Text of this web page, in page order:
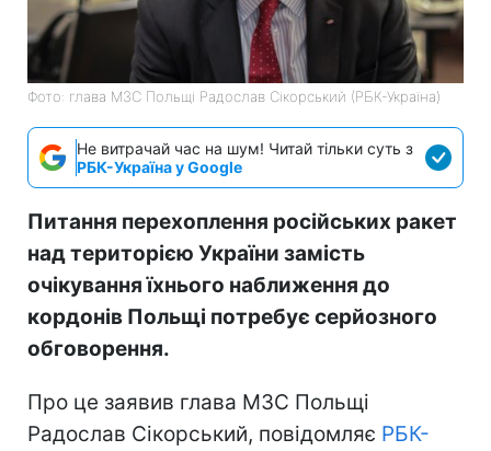
Фото: глава МЗС Польщі Радослав Сікорський (РБК-Україна)
Не витрачай час на шум! Читай тільки суть з
РБК-Україна у Google
Питання перехоплення російських ракет
над територією України замість
очікування їхнього наближення до
кордонів Польщі потребує серйозного
обговорення.
Про це заявив глава МЗС Польщі
Радослав Сікорський, повідомляє РБК-